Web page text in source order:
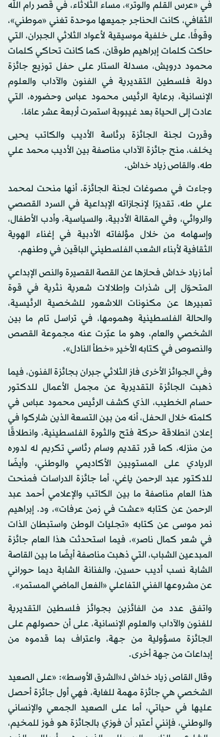
في «عرس القلم والوتر»، مساء الثلاثاء، في قصر رام الله
الثقافي، كانت الحناجر جميعها موحدة تغني «موطني»،
وقوفًا، على خلفية موسيقية لأعواد الثلاثي الجبران، التي
حاكت كلمات إبراهيم طوقان، كما كانت تحاكي كلمات
محمود درويش، مسدلة الستار على حفل توزيع جائزة
دولة فلسطين التقديرية في الفنون والآداب والعلوم
الإنسانية، برعاية الرئيس محمود عباس وحضوره، التي
عادت إلى الحياة بعد غيبوبة استمرت أربعة عشر عامًا.
وقررت لجنة الجائزة برئاسة الأديب والكاتب يحيى
يخلف، منح جائزة الآداب مناصفة بين الأديب محمد علي
طه، والقاص زياد خداش.
وجاءت في مصوغات لجنة الجائزة، أنها منحت لمحمد
علي طه، تقديرًا لإنجازاته الإبداعية في السرد القصصي
والروائي، وفي المقالة الأدبية، والسياسية، وأدب الأطفال،
وإسهامه من خلال مؤلفاته الأدبية في إغناء الهوية
الثقافية لأبناء الشعب الفلسطيني الباقين في وطنهم.
أما زياد خداش فحازها عن القصة القصيرة والنص الإبداعي
المتحوّل إلى شذرات وإطلالات شعرية نثرية في قوة
تعبيرها عن مكنونات اللاشعور للشخصية الرئيسية،
والحالة الفلسطينية وهمومها، في تراسل تام ما بين
الشخصي والعام، وهو ما عبّرت عنه مجموعة القصص
والنصوص في كتابه الأخير «خطأ النادل».
وفي الجوائز الأخرى فاز الثلاثي جبران بجائزة الفنون، فيما
ذهبت الجائزة التقديرية عن مجمل الأعمال للدكتور
حسام الخطيب، الذي كشف الرئيس محمود عباس في
كلمته خلال الحفل، أنه من بين التسعة الذين شاركوا في
إعلان انطلاقة حركة فتح والثورة الفلسطينية، وانطلاقًا
من منزله، كما قرر تقديم وسام رئاسي تكريم له لدوره
الريادي على المستويين الأكاديمي والوطني، وأيضًا
للدكتور عبد الرحمن ياغي، أما جائزة الدراسات فمنحت
هذا العام مناصفة ما بين الكاتب والإعلامي أحمد عبد
الرحمن عن كتابه «عشت في زمن عرفات»، ود. إبراهيم
نمر موسى عن كتابه «تجليات الوطن واستبطان الذات
في شعر كمال ناصر»، فيما استحدثت هذا العام جائزة
المبدعين الشباب، التي ذهبت مناصفة أيضًا ما بين القاصة
الشابة نسب أديب حسين، والفنانة الشابة ديما حوراني
عن مشروعها الفني التفاعلي «الفعل الماضي المستمر».
واتفق عدد من الفائزين بجوائز فلسطين التقديرية
للفنون والآداب والعلوم الإنسانية، على أن حصولهم على
الجائزة مسؤولية من جهة، واعتراف بما قدموه من
إبداعات من جهة أخرى.
وقال القاص زياد خداش لـ«الشرق الأوسط»: «على الصعيد
الشخصي هي جائزة مهمة للغاية، فهي أول جائزة أحصل
عليها في حياتي، أما على الصعيد الجمعي والإنساني
والوطني، فإنني أعتبر أن فوزي بالجائزة هو فوز للمخيم،